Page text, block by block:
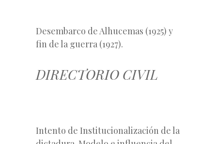
Desembarco de Alhucemas (1925) y
fin de la guerra (1927).
DIRECTORIO CIVIL
Intento de Institucionalización de la